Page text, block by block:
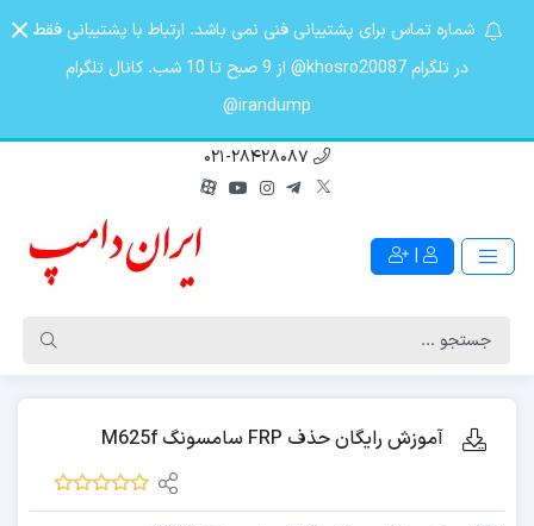
شماره تماس برای پشتیبانی فنی نمی باشد. ارتباط با پشتیبانی فقط
در تلگرام khosro20087@ از 9 صبح تا 10 شب. کانال تلگرام
irandump@
021-28428087
|
آموزش رایگان حذف FRP سامسونگ M625f